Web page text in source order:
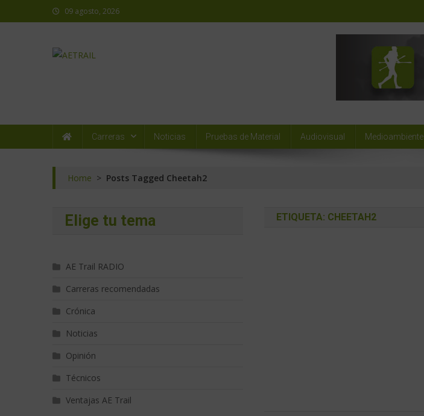
09 agosto, 2026
Carreras Noticias Pruebas de Material Audiovisual Medioambiente
Home > Posts Tagged Cheetah2
ETIQUETA: CHEETAH2
Elige tu tema
AE Trail RADIO
Carreras recomendadas
Crónica
Noticias
Opinión
Técnicos
Ventajas AE Trail